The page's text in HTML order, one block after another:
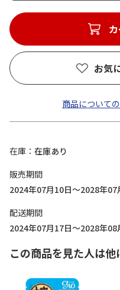
お気
商品について
在庫
在庫あり
販売期間
2024年07月10日～2028年07
配送期間
2024年07月17日～2028年08
この商品を見た人は